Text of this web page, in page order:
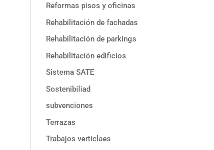
Reformas pisos y oficinas
Rehabilitación de fachadas
Rehabilitación de parkings
Rehabilitación edificios
Sistema SATE
Sostenibiliad
subvenciones
Terrazas
Trabajos verticlaes